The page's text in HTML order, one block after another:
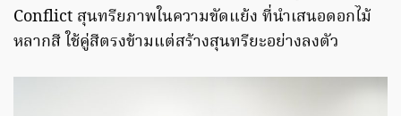
Conflict สุนทรียภาพในความขัดแย้ง ที่นำเสนอดอกไม้
หลากสี ใช้คู่สีตรงข้ามแต่สร้างสุนทรียะอย่างลงตัว